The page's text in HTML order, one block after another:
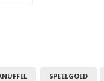
SPEELGOED